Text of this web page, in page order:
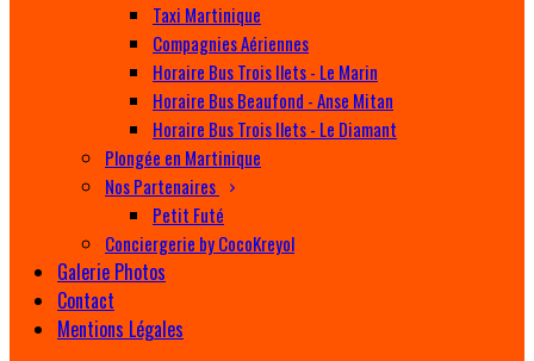
Taxi Martinique
Compagnies Aériennes
Horaire Bus Trois Ilets - Le Marin
Horaire Bus Beaufond - Anse Mitan
Horaire Bus Trois Ilets - Le Diamant
Plongée en Martinique
Nos Partenaires
Petit Futé
Conciergerie by CocoKreyol
Galerie Photos
Contact
Mentions Légales